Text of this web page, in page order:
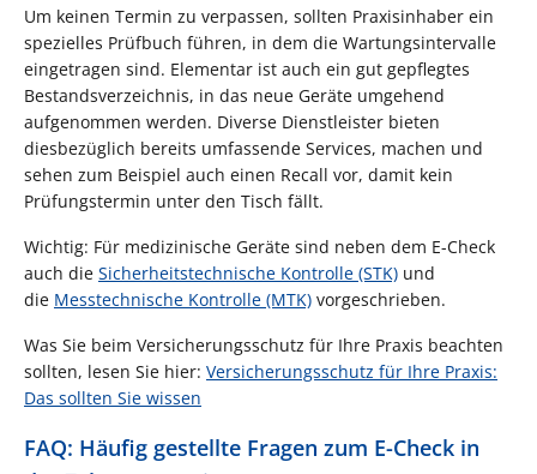
Um keinen Termin zu verpassen, sollten Praxisinhaber ein
spezielles Prüfbuch führen, in dem die Wartungsintervalle
eingetragen sind. Elementar ist auch ein gut gepflegtes
Bestandsverzeichnis, in das neue Geräte umgehend
aufgenommen werden. Diverse Dienstleister bieten
diesbezüglich bereits umfassende Services, machen und
sehen zum Beispiel auch einen Recall vor, damit kein
Prüfungstermin unter den Tisch fällt.
Wichtig: Für medizinische Geräte sind neben dem E-Check
auch die Sicherheitstechnische Kontrolle (STK) und
die Messtechnische Kontrolle (MTK) vorgeschrieben.
Was Sie beim Versicherungsschutz für Ihre Praxis beachten
sollten, lesen Sie hier: Versicherungsschutz für Ihre Praxis:
Das sollten Sie wissen
FAQ: Häufig gestellte Fragen zum E-Check in